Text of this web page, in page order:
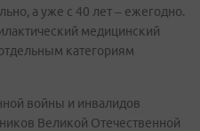
а уже с 40 лет – ежегодно.
медицинский
категориям
войны и инвалидов
Великой Отечественной